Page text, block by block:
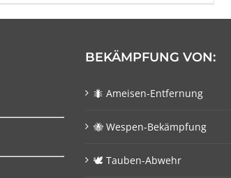
BEKÄMPFUNG VON:
🐜 Ameisen-Entfernung
🐝 Wespen-Bekämpfung
🕊 Tauben-Abwehr